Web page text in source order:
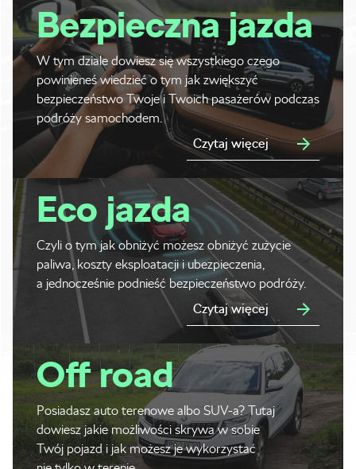
Bezpieczna jazda
W tym dziale dowiesz się wszystkiego czego
powinieneś wiedzieć o tym jak zwiększyć
bezpieczeństwo Twoje i Twoich pasażerów podczas
podróży samochodem.
Czytaj więcej
Eco jazda
Czyli o tym jak obniżyć możesz obniżyć zużycie
paliwa, koszty eksploatacji i ubezpieczenia,
a jednocześnie podnieść bezpieczeństwo podróży.
Czytaj więcej
Off road
Posiadasz auto terenowe albo SUV-a? Tutaj
dowiesz jakie możliwości skrywa w sobie
Twój pojazd i jak możesz je wykorzystać